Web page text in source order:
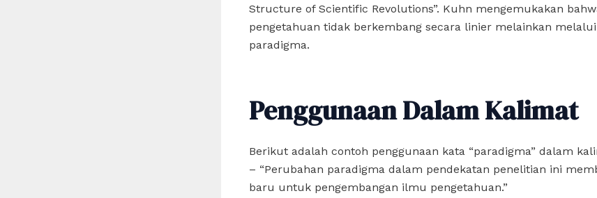
Structure of Scientific Revolutions”. Kuhn mengemukakan
pengetahuan tidak berkembang secara linier melainkan
paradigma.
Penggunaan Dalam Kalimat
Berikut adalah contoh penggunaan kata “paradigma” dalam
– “Perubahan paradigma dalam pendekatan penelitian ini
baru untuk pengembangan ilmu pengetahuan.”